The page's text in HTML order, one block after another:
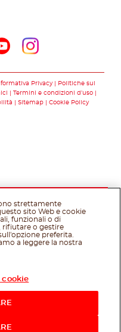
Privacy
Politiche sui
Termini e condizioni d’uso
Sitemap Cookie Policy
strettamente
sito Web e cookie
funzionali o di
rifiutare o gestire
preferita.
a leggere la nostra
cookie